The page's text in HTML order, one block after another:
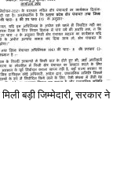
बड़ी जिम्मेदारी, सरकार ने